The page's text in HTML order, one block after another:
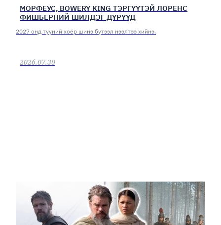
МОРФЕУС, BOWERY KING ТЭРГҮҮТЭЙ ЛОРЕНС
ФИШБЕРНИЙ ШИЛДЭГ ДҮРҮҮД
2027 онд түүний хоёр шинэ бүтээл нээлтээ хийнэ.
2026.07.30